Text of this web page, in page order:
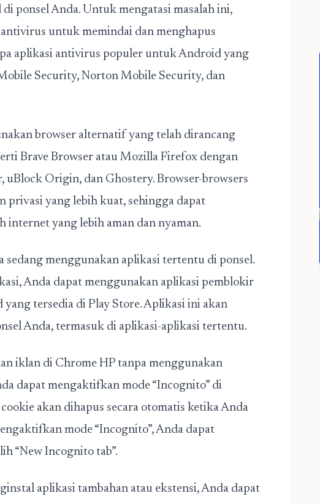
ponsel Anda. Untuk mengatasi masalah ini,
untuk memindai dan menghapus
aplikasi antivirus populer untuk Android yang
Security, Norton Mobile Security, dan
browser alternatif yang telah dirancang
Brave Browser atau Mozilla Firefox dengan
uBlock Origin, dan Ghostery. Browser-browsers
privasi yang lebih kuat, sehingga dapat
internet yang lebih aman dan nyaman.
menggunakan aplikasi tertentu di ponsel.
Anda dapat menggunakan aplikasi pemblokir
tersedia di Play Store. Aplikasi ini akan
Anda, termasuk di aplikasi-aplikasi tertentu.
iklan di Chrome HP tanpa menggunakan
dapat mengaktifkan mode “Incognito” di
akan dihapus secara otomatis ketika Anda
mode “Incognito”, Anda dapat
“New Incognito tab”.
aplikasi tambahan atau ekstensi, Anda dapat